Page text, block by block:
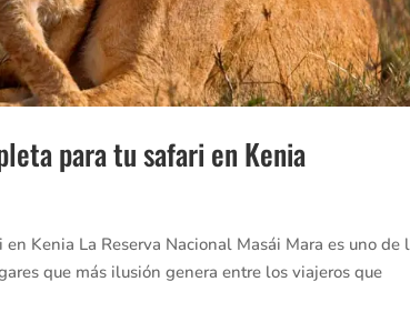
para tu safari en Kenia
Kenia La Reserva Nacional Masái Mara es uno de
que más ilusión genera entre los viajeros que